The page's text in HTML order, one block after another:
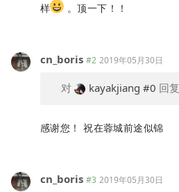
样
。顶一下！！
cn_boris #2 2019年05月30日
对 kayakjiang #0 回复
感谢您！ 祝在蓉城前途似锦
cn_boris #3 2019年05月30日